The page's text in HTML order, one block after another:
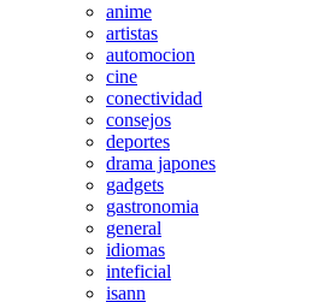
anime
artistas
automocion
cine
conectividad
consejos
deportes
drama japones
gadgets
gastronomia
general
idiomas
inteficial
isann